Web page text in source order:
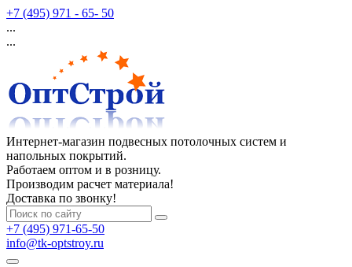
+7 (495) 971 - 65- 50
...
...
Интернет-магазин подвесных потолочных систем и
напольных покрытий.
Работаем оптом и в розницу.
Производим расчет материала!
Доставка по звонку!
+7 (495) 971-65-50
info@tk-optstroy.ru